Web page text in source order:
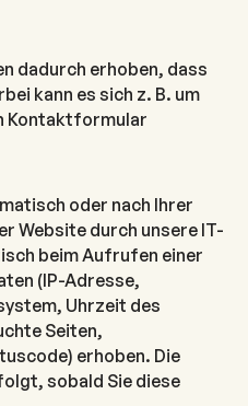
dadurch erhoben, dass
kann es sich z. B. um
Kontaktformular
oder nach Ihrer
Website durch unsere IT-
beim Aufrufen einer
(IP-Adresse,
Uhrzeit des
Seiten,
erhoben. Die
sobald Sie diese